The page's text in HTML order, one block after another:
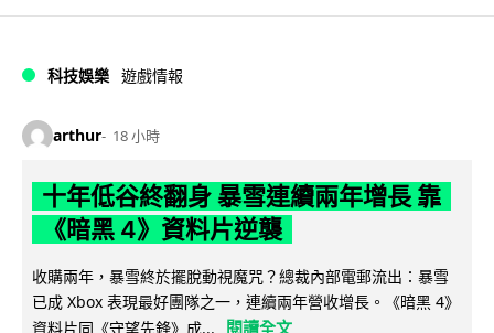
科技娛樂 遊戲情報
arthur 18 小時
十年低谷終翻身 暴雪連續兩年增長 靠
《暗黑 4》資料片逆襲
收購兩年，暴雪終於擺脫動視魔咒？總裁內部電郵流出：暴雪
已成 Xbox 表現最好團隊之一，連續兩年營收增長。《暗黑 4》
資料片同《守望先鋒》成...
閱讀全文